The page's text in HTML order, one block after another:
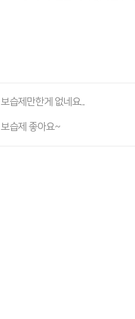
보습제만한게 없네요...
보습제 좋아요~